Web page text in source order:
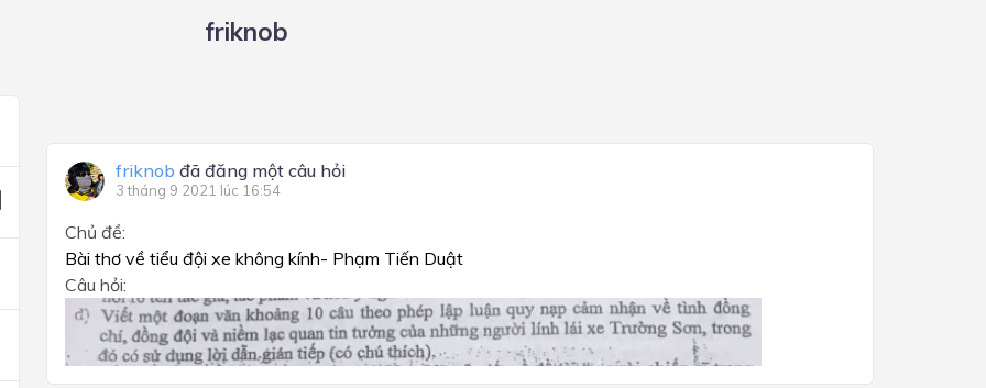
friknob
friknob đã đăng một câu hỏi
3 tháng 9 2021 lúc 16:54
Chủ đề:
Bài thơ về tiểu đội xe không kính- Phạm Tiến Duật
Câu hỏi: